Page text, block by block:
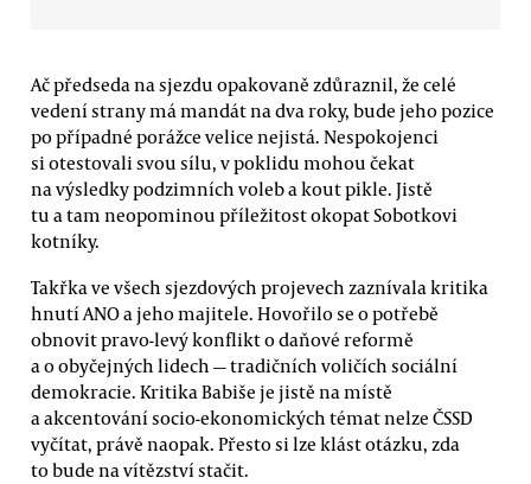
Ač předseda na sjezdu opakovaně zdůraznil, že celé
vedení strany má mandát na dva roky, bude jeho pozice
po případné porážce velice nejistá. Nespokojenci
si otestovali svou sílu, v poklidu mohou čekat
na výsledky podzimních voleb a kout pikle. Jistě
tu a tam neopominou příležitost okopat Sobotkovi
kotníky.
Takřka ve všech sjezdových projevech zaznívala kritika
hnutí ANO a jeho majitele. Hovořilo se o potřebě
obnovit pravo-levý konflikt o daňové reformě
a o obyčejných lidech — tradičních voličích sociální
demokracie. Kritika Babiše je jistě na místě
a akcentování socio-ekonomických témat nelze ČSSD
vyčítat, právě naopak. Přesto si lze klást otázku, zda
to bude na vítězství stačit.